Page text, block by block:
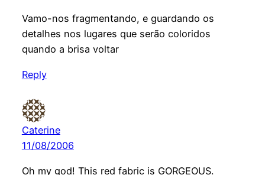
Vamo-nos fragmentando, e guardando os
detalhes nos lugares que serão coloridos
quando a brisa voltar
Reply
Caterine
11/08/2006
Oh my god! This red fabric is GORGEOUS.